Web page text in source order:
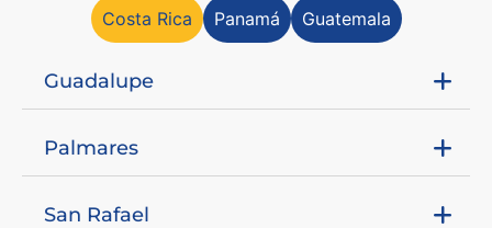
Costa Rica Panamá Guatemala
Guadalupe
Palmares
San Rafael